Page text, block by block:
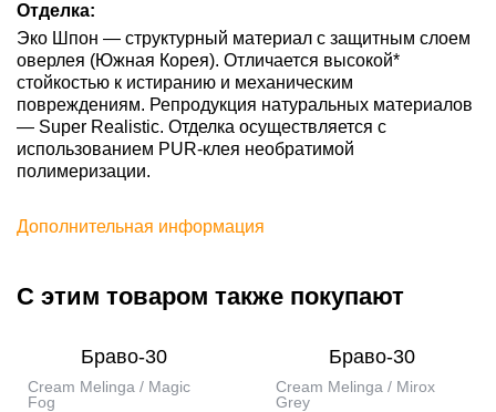
Отделка:
Эко Шпон — структурный материал с защитным слоем
оверлея (Южная Корея). Отличается высокой*
стойкостью к истиранию и механическим
повреждениям. Репродукция натуральных материалов
— Super Realistic. Отделка осуществляется с
использованием PUR-клея необратимой
полимеризации.
Дополнительная информация
С этим товаром также покупают
Браво-30
Cream Melinga / Magic
Fog
Браво-30
Cream Melinga / Mirox
Grey